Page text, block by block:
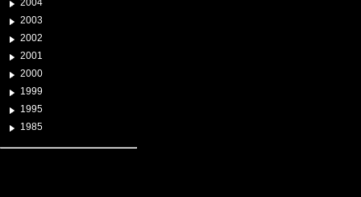
2004
2003
2002
2001
2000
1999
1995
1985